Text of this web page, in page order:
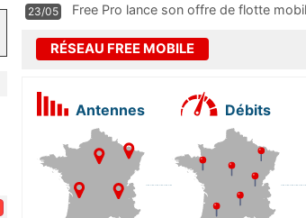
23/05 Free Pro lance son offre de flotte
RÉSEAU FREE MOBILE
Antennes Débits